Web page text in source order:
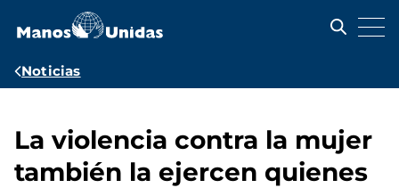
contenido
Ruta
navegación
Noticias
La violencia contra la mujer
también la ejercen quienes